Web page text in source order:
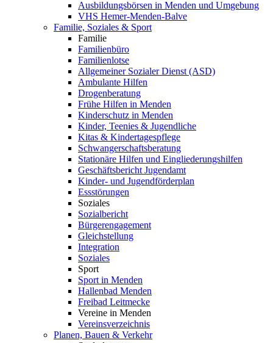
Ausbildungsbörsen in Menden und Umgebung
VHS Hemer-Menden-Balve
Familie, Soziales & Sport
Familie
Familienbüro
Familienlotse
Allgemeiner Sozialer Dienst (ASD)
Ambulante Hilfen
Drogenberatung
Frühe Hilfen in Menden
Kinderschutz in Menden
Kinder, Teenies & Jugendliche
Kitas & Kindertagespflege
Schwangerschaftsberatung
Stationäre Hilfen und Eingliederungshilfen
Geschäftsbericht Jugendamt
Kinder- und Jugendförderplan
Essstörungen
Soziales
Sozialbericht
Bürgerengagement
Gleichstellung
Integration
Soziales
Sport
Sport in Menden
Hallenbad Menden
Freibad Leitmecke
Vereine in Menden
Vereinsverzeichnis
Planen, Bauen & Verkehr